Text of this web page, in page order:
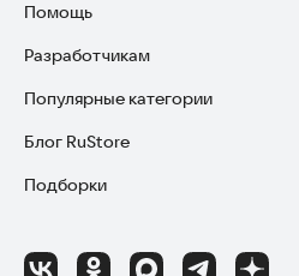
Помощь
Установка RuStore на TV
Установка RuStore на телефон
Установка RuStore в машину
Помощь пользователям RuStore
Разработчикам
Зарабатывать с RuStore
Стать разработчиком
Доступ к RuStore Консоль
Популярные категории
Игры для Android
Приложения банков
Блог RuStore
Обзоры игр для Android 2025
Подборки